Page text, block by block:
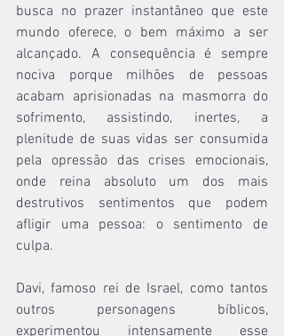
busca no prazer instantâneo que este
mundo oferece, o bem máximo a ser
alcançado. A consequência é sempre
nociva porque milhões de pessoas
acabam aprisionadas na masmorra do
sofrimento, assistindo, inertes, a
plenitude de suas vidas ser consumida
pela opressão das crises emocionais,
onde reina absoluto um dos mais
destrutivos sentimentos que podem
afligir uma pessoa: o sentimento de
culpa.
Davi, famoso rei de Israel, como tantos
outros personagens bíblicos,
experimentou intensamente esse